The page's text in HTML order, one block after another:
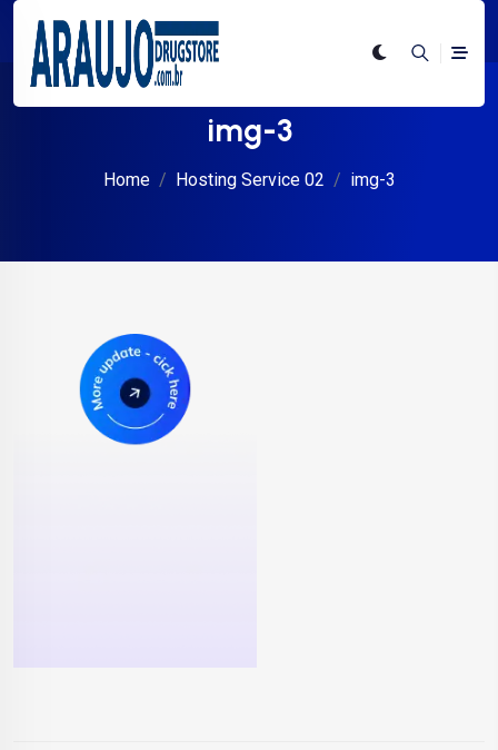
img-3
Home Hosting Service 02 img-3